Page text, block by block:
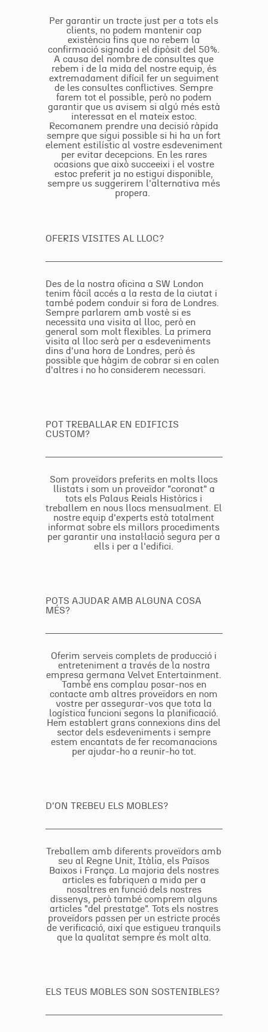
Per garantir un tracte just per a tots els
clients, no podem mantenir cap
existència fins que no rebem la
confirmació signada i el dipòsit del 50%.
A causa del nombre de consultes que
rebem i de la mida del nostre equip, és
extremadament difícil fer un seguiment
de les consultes conflictives. Sempre
farem tot el possible, però no podem
garantir que us avisem si algú més està
interessat en el mateix estoc.
Recomanem prendre una decisió ràpida
sempre que sigui possible si hi ha un fort
element estilístic al vostre esdeveniment
per evitar decepcions. En les rares
ocasions que això succeeixi i el vostre
estoc preferit ja no estigui disponible,
sempre us suggerirem l'alternativa més
propera.
OFERIS VISITES AL LLOC?
Des de la nostra oficina a SW London
tenim fàcil accés a la resta de la ciutat i
també podem conduir si fora de Londres.
Sempre parlarem amb vostè si es
necessita una visita al lloc, però en
general som molt flexibles. La primera
visita al lloc serà per a esdeveniments
dins d'una hora de Londres, però és
possible que hàgim de cobrar si en calen
d'altres i no ho considerem necessari.
POT TREBALLAR EN EDIFICIS
CUSTOM?
Som proveïdors preferits en molts llocs
llistats i som un proveïdor "coronat" a
tots els Palaus Reials Històrics i
treballem en nous llocs mensualment. El
nostre equip d'experts està totalment
informat sobre els millors procediments
per garantir una instal·lació segura per a
ells i per a l'edifici.
ELS TEUS MOBLES SON SOSTENIBLES?
D'ON TREBEU ELS MOBLES?
Treballem amb diferents proveïdors amb
seu al Regne Unit, Itàlia, els Països
Baixos i França. La majoria dels nostres
articles es fabriquen a mida per a
nosaltres en funció dels nostres
dissenys, però també comprem alguns
articles "del prestatge". Tots els nostres
proveïdors passen per un estricte procés
de verificació, així que estigueu tranquils
que la qualitat sempre és molt alta.
POTS AJUDAR AMB ALGUNA COSA
MÉS?
Oferim serveis complets de producció i
entreteniment a través de la nostra
empresa germana Velvet Entertainment.
També ens complau posar-nos en
contacte amb altres proveïdors en nom
vostre per assegurar-vos que tota la
logística funcioni segons la planificació.
Hem establert grans connexions dins del
sector dels esdeveniments i sempre
estem encantats de fer recomanacions
per ajudar-ho a reunir-ho tot.